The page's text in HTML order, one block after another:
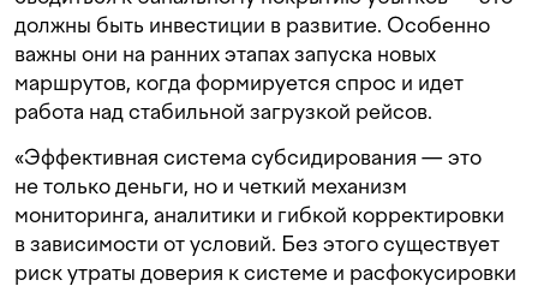
должны быть инвестиции в развитие. Особенно
важны они на ранних этапах запуска новых
маршрутов, когда формируется спрос и идет
работа над стабильной загрузкой рейсов.
«Эффективная система субсидирования — это
не только деньги, но и четкий механизм
мониторинга, аналитики и гибкой корректировки
в зависимости от условий. Без этого существует
риск утраты доверия к системе и расфокусировки